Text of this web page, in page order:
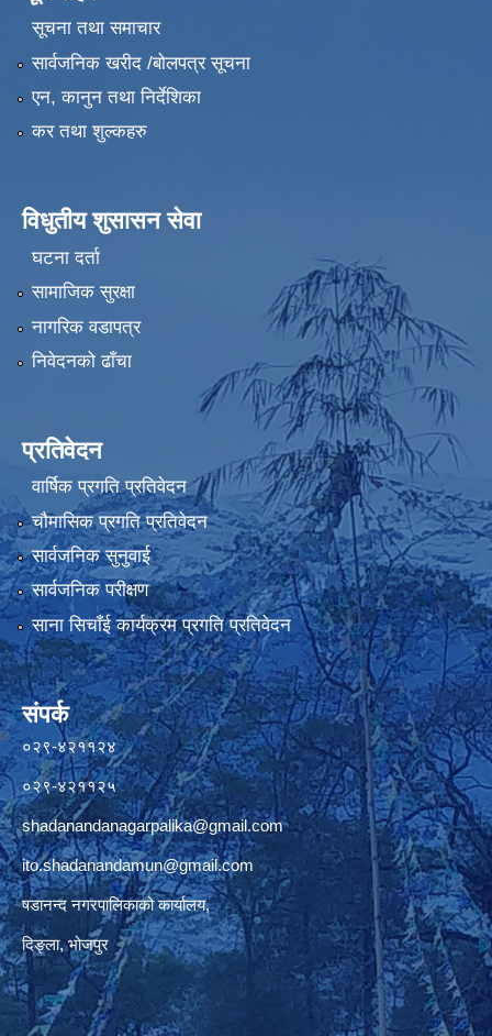
सूचना तथा समाचार
सार्वजनिक खरीद /बोलपत्र सूचना
एन, कानुन तथा निर्देशिका
कर तथा शुल्कहरु
विधुतीय शुसासन सेवा
घटना दर्ता
सामाजिक सुरक्षा
नागरिक वडापत्र
निवेदनको ढाँचा
प्रतिवेदन
वार्षिक प्रगति प्रतिवेदन
चौमासिक प्रगति प्रतिवेदन
सार्वजनिक सुनुवाई
सार्वजनिक परीक्षण
साना सिचाँई कार्यक्रम प्रगति प्रतिवेदन
संपर्क
०२९-४२११२४
०२९-४२११२५
shadanandanagarpalika@gmail.com
ito.shadanandamun@gmail.com
षडानन्द नगरपालिकाको कार्यालय,
दिङ्ला, भोजपुर